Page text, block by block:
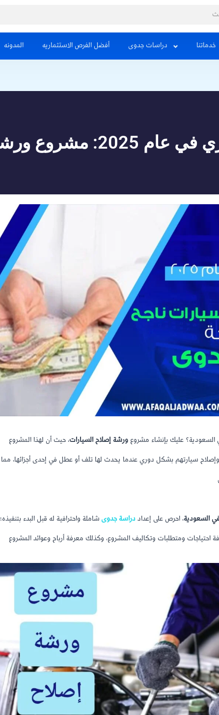
المدونه أفضل الفرص الاستثماريه دراسات جدوى خدماتنا
السعودية؟ عليك بإنشاء مشروعورشة إصلاح السيارات، حيث أن لهذا المشروع
وإصلاح سيارتهم بشكل دوري عندما يحدث لها تلف أو عطل في إحدى أجزائها، مما
السعودية، احرص على إعداددراسة جدوى شاملة واحترافية له قبل البدء بتنفيذه؛